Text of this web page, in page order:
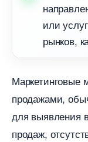
или
рынков,
Маркетинговые
продажами,
для выявления
продаж,